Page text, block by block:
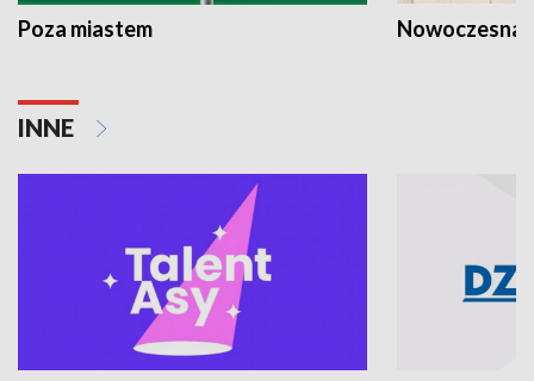
Poza miastem Nowoczesna
INNE